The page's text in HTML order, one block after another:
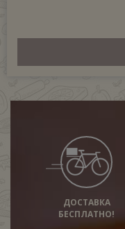
ДОСТАВКА
БЕСПЛАТНО!